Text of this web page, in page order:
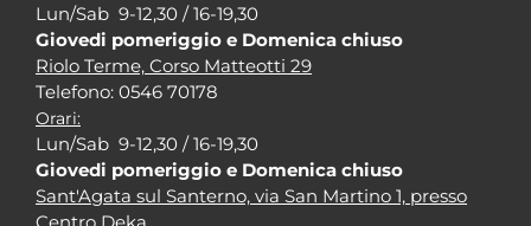
Lun/Sab 9-12,30 / 16-19,30
Giovedi pomeriggio e Domenica chiuso
Riolo Terme, Corso Matteotti 29
Telefono: 0546 70178
Orari:
Lun/Sab 9-12,30 / 16-19,30
Giovedi pomeriggio e Domenica chiuso
Sant'Agata sul Santerno, via San Martino 1, presso